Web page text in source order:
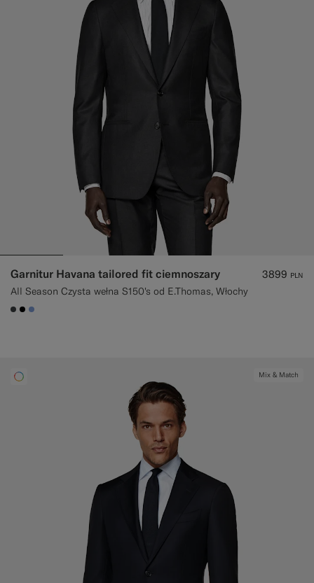
Garnitur Havana tailored fit ciemnoszary
All Season Czysta wełna S150's od E.Thomas, Włochy
3899 PLN
#3d4043
#000000
#82A1DC
Mix & Match